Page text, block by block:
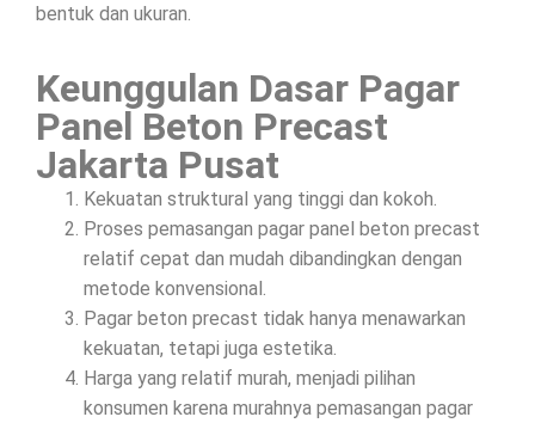
bentuk dan ukuran.
Keunggulan Dasar Pagar
Panel Beton Precast
Jakarta Pusat
Kekuatan struktural yang tinggi dan kokoh.
Proses pemasangan pagar panel beton precast
relatif cepat dan mudah dibandingkan dengan
metode konvensional.
Pagar beton precast tidak hanya menawarkan
kekuatan, tetapi juga estetika.
Harga yang relatif murah, menjadi pilihan
konsumen karena murahnya pemasangan pagar